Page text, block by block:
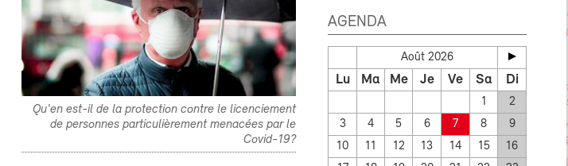
Qu'en est-il de la protection contre le licenciement
de personnes particulièrement menacées par le
Covid-19?
AGENDA
Août 2026
Lu Ma Me Je Ve Sa Di
1
2
3
4 5 6 7 8
9
10
11 12 13 14 15
16